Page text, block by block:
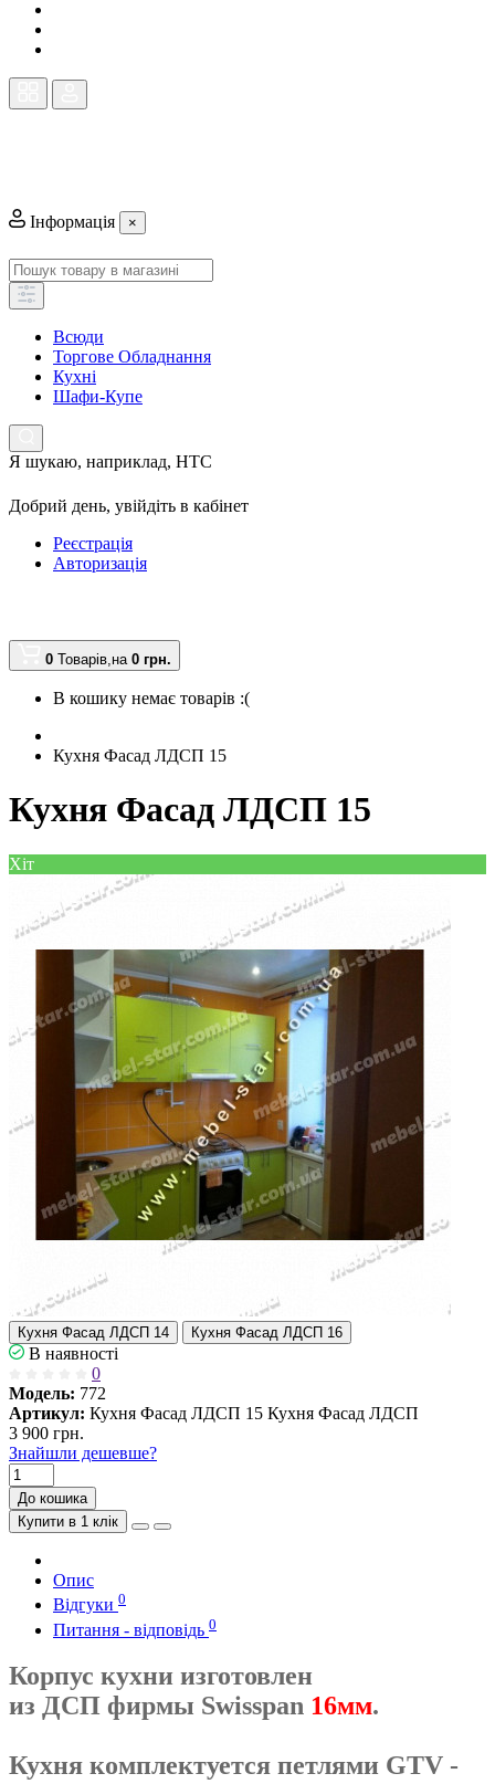
Інформація ×
Всюди
Торгове Обладнання
Кухні
Шафи-Купе
Я шукаю, наприклад, HTC
Добрий день, увійдіть в кабінет
Реєстрація
Авторизація
0 Товарів,на 0 грн.
В кошику немає товарів :(
Кухня Фасад ЛДСП 15
Кухня Фасад ЛДСП 15
Хіт
Кухня Фасад ЛДСП 14 Кухня Фасад ЛДСП 16
В наявності
0
Модель: 772
Артикул: Кухня Фасад ЛДСП 15 Кухня Фасад ЛДСП
3 900 грн.
Знайшли дешевше?
До кошика
Купити в 1 клік
Опис
Відгуки 0
Питання - відповідь 0
Корпус кухни изготовлен
из ДСП фирмы Swisspan 16мм.
Кухня комплектуется петлями GTV -